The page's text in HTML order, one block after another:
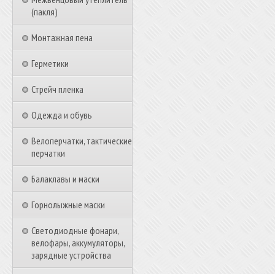
(пакля)
Монтажная пена
Герметики
Стрейч пленка
Одежда и обувь
Велоперчатки, тактические
перчатки
Балаклавы и маски
Горнолыжные маски
Светодиодные фонари,
велофары, аккумуляторы,
зарядные устройства